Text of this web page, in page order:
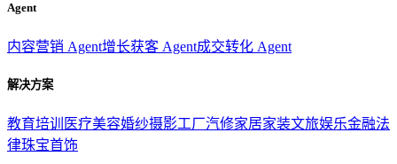
Agent
内容营销 Agent增长获客 Agent成交转化 Agent
解决方案
教育培训 医疗美容婚纱摄影工厂汽修家居家装文旅娱乐金融法
律珠宝首饰